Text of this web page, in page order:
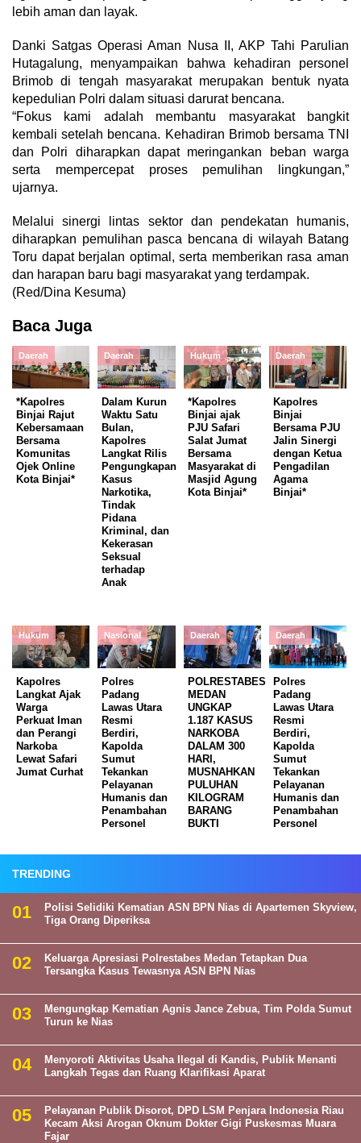
lebih aman dan layak.
Danki Satgas Operasi Aman Nusa II, AKP Tahi Parulian
Hutagalung, menyampaikan bahwa kehadiran personel
Brimob di tengah masyarakat merupakan bentuk nyata
kepedulian Polri dalam situasi darurat bencana.
“Fokus kami adalah membantu masyarakat bangkit
kembali setelah bencana. Kehadiran Brimob bersama TNI
dan Polri diharapkan dapat meringankan beban warga
serta mempercepat proses pemulihan lingkungan,”
ujarnya.
Melalui sinergi lintas sektor dan pendekatan humanis,
diharapkan pemulihan pasca bencana di wilayah Batang
Toru dapat berjalan optimal, serta memberikan rasa aman
dan harapan baru bagi masyarakat yang terdampak.
(Red/Dina Kesuma)
Baca Juga
Daerah
*Kapolres
Binjai Rajut
Kebersamaan
Bersama
Komunitas
Ojek Online
Kota Binjai*
Daerah
Dalam Kurun
Waktu Satu
Bulan,
Kapolres
Langkat Rilis
Pengungkapan
Kasus
Narkotika,
Tindak
Pidana
Kriminal, dan
Kekerasan
Seksual
terhadap
Anak
Hukum
*Kapolres
Binjai ajak
PJU Safari
Salat Jumat
Bersama
Masyarakat di
Masjid Agung
Kota Binjai*
Daerah
Kapolres
Binjai
Bersama PJU
Jalin Sinergi
dengan Ketua
Pengadilan
Agama
Binjai*
Hukum
Kapolres
Langkat Ajak
Warga
Perkuat Iman
dan Perangi
Narkoba
Lewat Safari
Jumat Curhat
Nasional
Polres
Padang
Lawas Utara
Resmi
Berdiri,
Kapolda
Sumut
Tekankan
Pelayanan
Humanis dan
Penambahan
Personel
Daerah
POLRESTABES
MEDAN
UNGKAP
1.187 KASUS
NARKOBA
DALAM 300
HARI,
MUSNAHKAN
PULUHAN
KILOGRAM
BARANG
BUKTI
Daerah
Polres
Padang
Lawas Utara
Resmi
Berdiri,
Kapolda
Sumut
Tekankan
Pelayanan
Humanis dan
Penambahan
Personel
TRENDING
Polisi Selidiki Kematian ASN BPN Nias di Apartemen Skyview,
Tiga Orang Diperiksa
Keluarga Apresiasi Polrestabes Medan Tetapkan Dua
Tersangka Kasus Tewasnya ASN BPN Nias
Mengungkap Kematian Agnis Jance Zebua, Tim Polda Sumut
Turun ke Nias
Menyoroti Aktivitas Usaha Ilegal di Kandis, Publik Menanti
Langkah Tegas dan Ruang Klarifikasi Aparat
Pelayanan Publik Disorot, DPD LSM Penjara Indonesia Riau
Kecam Aksi Arogan Oknum Dokter Gigi Puskesmas Muara
Fajar